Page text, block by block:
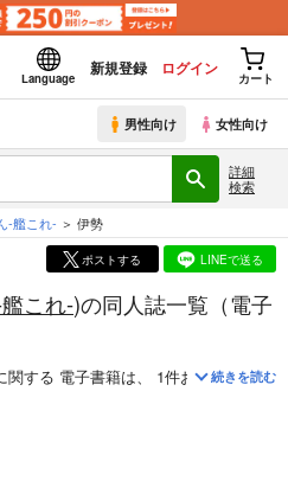
Language
新規登録 ログイン
カート
男性向け 女性向け
詳細
検索
-艦これ- 伊勢
ポストする LINEで送る
これ-)の同人誌一覧（電子
関する 電子書籍は、 1件お取り扱いが
続きを読む